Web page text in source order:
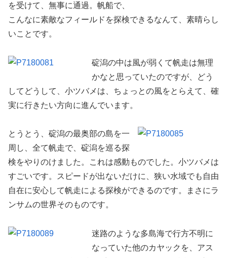
を受けて、無事に通過。帆船で、
こんなに素敵なフィールドを探検できるなんて、素晴らし
いことです。
碇潟の中は風が弱くて帆走は無理
かなと思っていたのですが、どう
してどうして、小ツバメは、ちょっとの風をとらえて、確
実に行きたい方向に進んでいます。
とうとう、碇潟の最奥部の島を一
周し、全て帆走で、碇潟を巡る探
検をやりのけました。これは感動ものでした。小ツバメは
すごいです。スピードが出ないだけに、狭い水域でも自由
自在に安心して帆走による探検ができるのです。まさにラ
ンサムの世界そのものです。
迷路のような多島海で行方不明に
なっていた他のカヤックを、アス